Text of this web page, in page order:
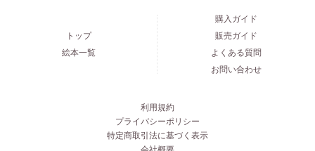
トップ
絵本一覧
購入ガイド
販売ガイド
よくある質問
お問い合わせ
利用規約
プライバシーポリシー
特定商取引法に基づく表示